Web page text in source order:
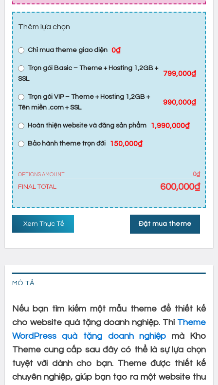
Thêm lựa chọn
Chỉ mua theme giao diện 0₫
Trọn gói Basic – Theme + Hosting 1,2GB +
SSL
799,000₫
Trọn gói VIP – Theme + Hosting 1,2GB +
Tên miền .com + SSL
990,000₫
Hoàn thiện website và đăng sản phẩm 1,990,000₫
Bảo hành theme trọn đời 150,000₫
OPTIONS AMOUNT
0₫
FINAL TOTAL
600,000₫
Đặt mua theme
Xem Thực Tế
MÔ TẢ
Nếu bạn tìm kiếm một mẫu theme để thiết kế
cho website quà tặng doanh nghiệp. Thì Theme
WordPress quà tặng doanh nghiệp mà Kho
Theme cung cấp sau đây có thể là sự lựa chọn
tuyệt vời dành cho bạn. Theme được thiết kế
chuyên nghiệp, giúp bạn tạo ra một website thu